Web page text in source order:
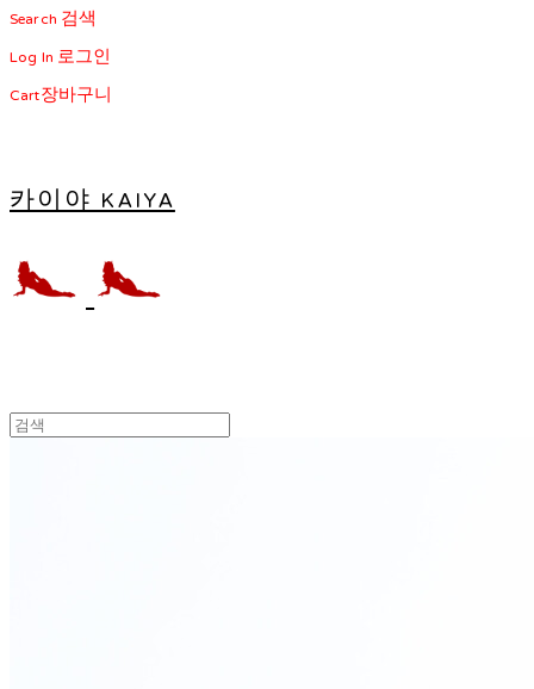
Search검색
Log In로그인
Cart장바구니
카이야 KAIYA